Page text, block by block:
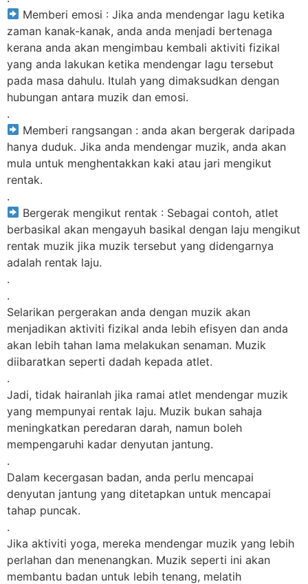
Memberi emosi : Jika anda mendengar lagu ketika
zaman kanak-kanak, anda anda menjadi bertenaga
kerana anda akan mengimbau kembali aktiviti fizikal
yang anda lakukan ketika mendengar lagu tersebut
pada masa dahulu. Itulah yang dimaksudkan dengan
hubungan antara muzik dan emosi.
.
Memberi rangsangan : anda akan bergerak daripada
hanya duduk. Jika anda mendengar muzik, anda akan
mula untuk menghentakkan kaki atau jari mengikut
rentak.
.
Bergerak mengikut rentak : Sebagai contoh, atlet
berbasikal akan mengayuh basikal dengan laju mengikut
rentak muzik jika muzik tersebut yang didengarnya
adalah rentak laju.
.
.
Selarikan pergerakan anda dengan muzik akan
menjadikan aktiviti fizikal anda lebih efisyen dan anda
akan lebih tahan lama melakukan senaman. Muzik
diibaratkan seperti dadah kepada atlet.
.
Jadi, tidak hairanlah jika ramai atlet mendengar muzik
yang mempunyai rentak laju. Muzik bukan sahaja
meningkatkan peredaran darah, namun boleh
mempengaruhi kadar denyutan jantung.
.
Dalam kecergasan badan, anda perlu mencapai
denyutan jantung yang ditetapkan untuk mencapai
tahap puncak.
.
Jika aktiviti yoga, mereka mendengar muzik yang lebih
perlahan dan menenangkan. Muzik seperti ini akan
membantu badan untuk lebih tenang, melatih